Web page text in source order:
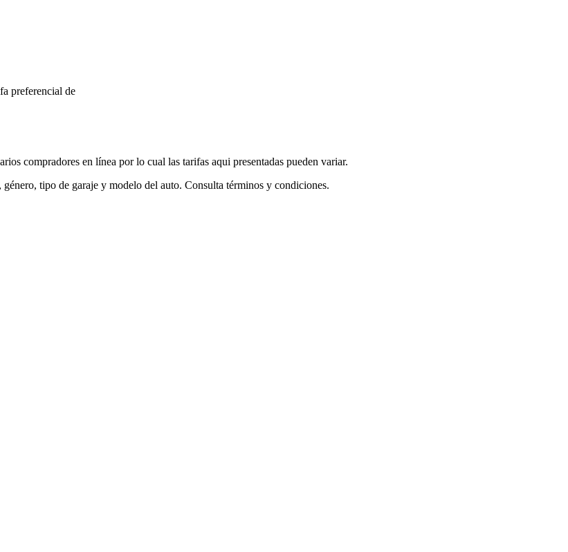
preferencial de
compradores en línea por lo cual las tarifas aqui presentadas pueden variar.
tipo de garaje y modelo del auto. Consulta términos y condiciones.